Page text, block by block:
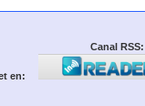
Canal RSS:
en: